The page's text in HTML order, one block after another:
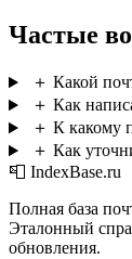
Частые
＋ Какой
＋ Как
＋ К какому
＋ Как
📮 IndexBase.ru
Полная база
Эталонный
обновления.